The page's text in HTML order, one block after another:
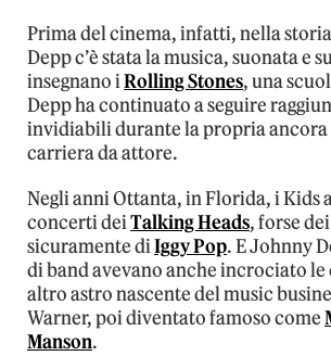
Prima del cinema, infatti, nella
Depp c’è stata la musica, suonata e
insegnano iRolling Stones, una
Depp ha continuato a seguire
invidiabili durante la propria
carriera da attore.
Negli anni Ottanta, in Florida, i Kids
concerti deiTalking Heads, forse dei
sicuramente diIggy Pop. E Johnny
di band avevano anche incrociato
altro astro nascente del music
Warner, poi diventato famoso come
Manson.